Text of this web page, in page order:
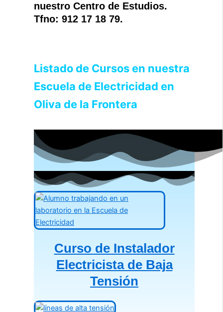
nuestro Centro de Estudios.
Tfno: 912 17 18 79.
Listado de Cursos en nuestra
Escuela de Electricidad en
Oliva de la Frontera
Curso de Instalador
Electricista de Baja
Tensión